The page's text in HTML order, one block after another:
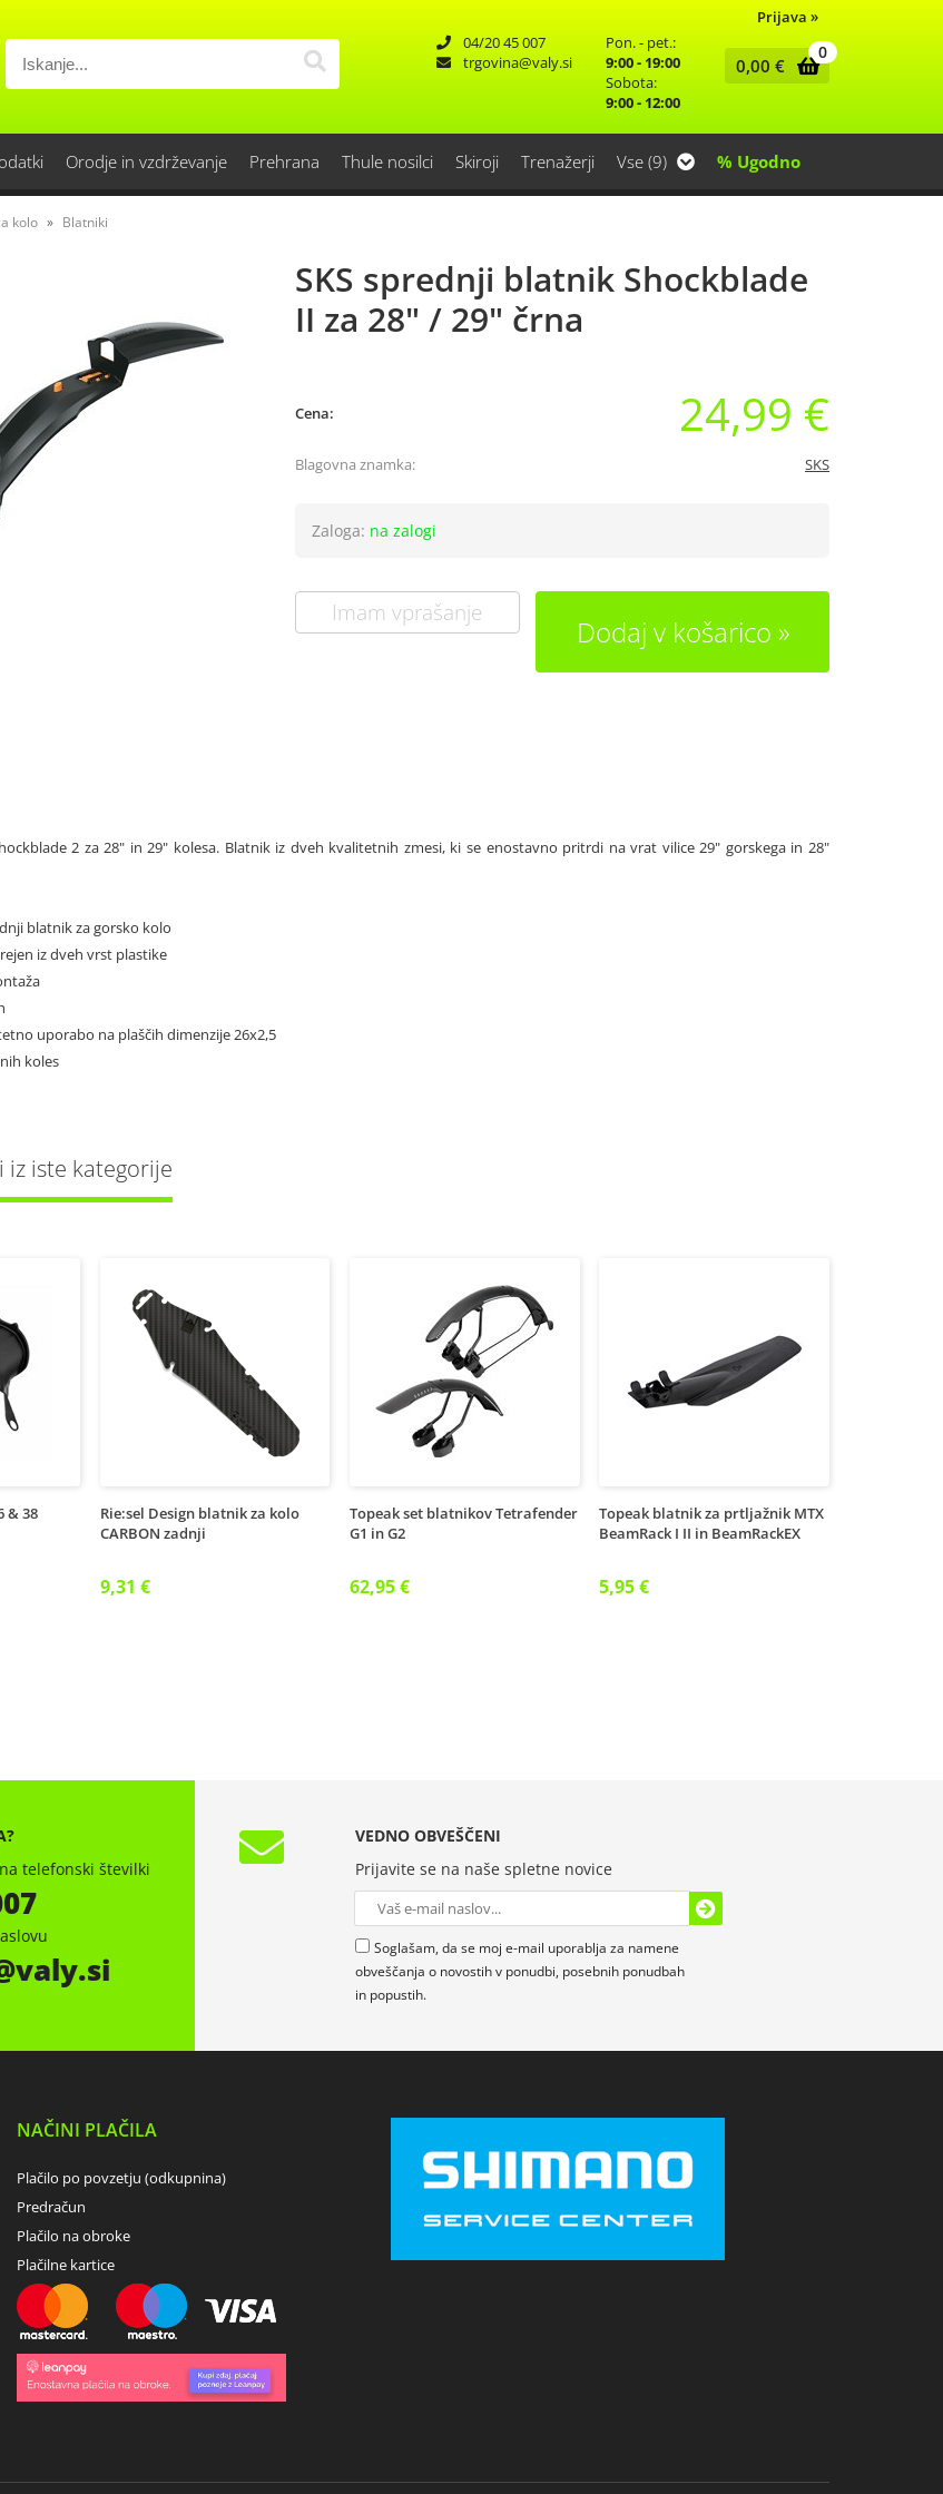
Prijava »
04/20 45 007
trgovina
valy.si
Pon. - pet.:
9:00 - 19:00
Sobota:
9:00 - 12:00
0
0,00 €
Orodje in vzdrževanje Prehrana Thule nosilci Skiroji Trenažerji Vse (9) % Ugodno
kolo Blatniki
SKS sprednji blatnik Shockblade
II za 28" / 29" črna
Cena: 24,99 €
Blagovna znamka: SKS
Zaloga: na zalogi
Imam vprašanje
Dodaj v košarico
2 za 28" in 29" kolesa. Blatnik iz dveh kvalitetnih zmesi, ki se enostavno pritrdi na vrat vilice 29" gorskega in 28"
blatnik za gorsko kolo
iz dveh vrst plastike
uporabo na plaščih dimenzije 26x2,5
koles
iz iste kategorije
& 38
Rie:sel Design blatnik za kolo
CARBON zadnji
9,31 €
Topeak set blatnikov Tetrafender
G1 in G2
62,95 €
Topeak blatnik za prtljažnik MTX
BeamRack I II in BeamRackEX
5,95 €
telefonski številki
valy.si
VEDNO OBVEŠČENI
Prijavite se na naše spletne novice
Soglašam, da se moj e-mail uporablja za namene
obveščanja o novostih v ponudbi, posebnih ponudbah
in popustih.
NAČINI PLAČILA
Plačilo po povzetju (odkupnina)
Predračun
Plačilo na obroke
Plačilne kartice